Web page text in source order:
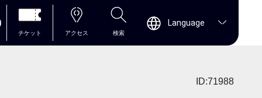
チケット アクセス 検索
Language
ID:71988